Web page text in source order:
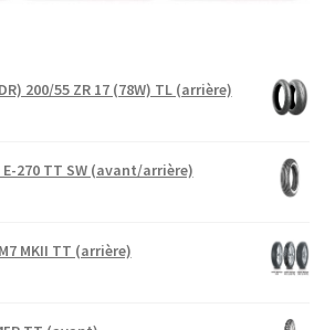
200/55 ZR 17 (78W) TL (arrière)
E-270 TT SW (avant/arrière)
MKII TT (arrière)